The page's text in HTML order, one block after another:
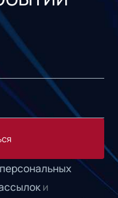
персональных
и